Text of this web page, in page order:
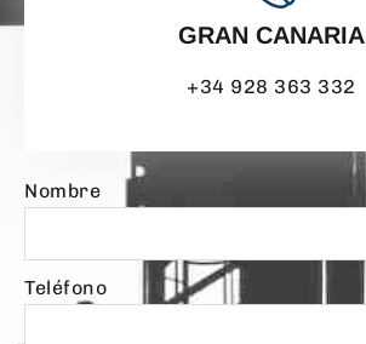
GRAN CANARIA
+34 928 363 332
Nombre
Teléfono